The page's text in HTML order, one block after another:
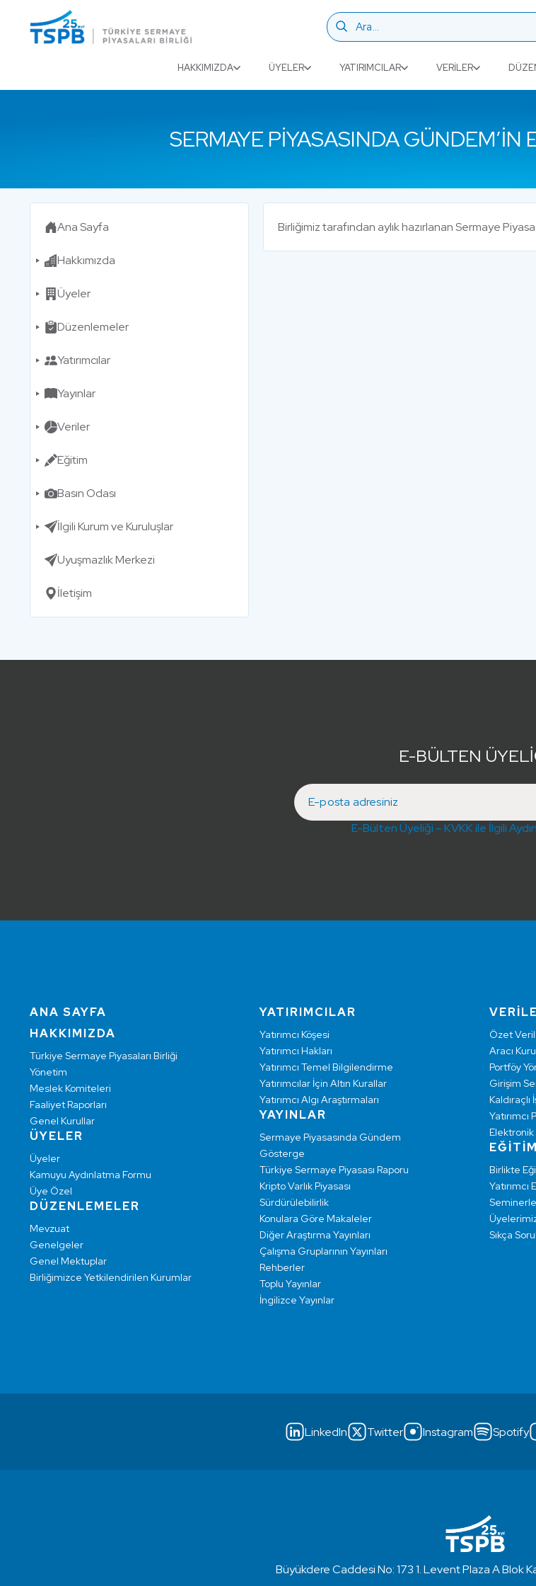
HAKKIMIZDA ÜYELER YATIRIMCILAR VERILER
SERMAYE PIYASASINDA GÜNDEM’IN
Ana Sayfa
Hakkımızda
Üyeler
Düzenlemeler
Yatırımcılar
Yayınlar
Veriler
Eğitim
Basın Odası
İlgili Kurum ve Kuruluşlar
Uyuşmazlık Merkezi
İletişim
Birliğimiz tarafından aylık hazırlanan Sermaye
E-BÜLTEN
E-Bülten Üyeliği – KVKK ile İlgili
ANA SAYFA
HAKKIMIZDA
Türkiye Sermaye Piyasaları Birliği
Yönetim
Meslek Komiteleri
Faaliyet Raporları
Genel Kurullar
ÜYELER
Üyeler
Kamuyu Aydınlatma Formu
Üye Özel
DÜZENLEMELER
Mevzuat
Genelgeler
Genel Mektuplar
Birliğimizce Yetkilendirilen Kurumlar
YATIRIMCILAR
Yatırımcı Köşesi
Yatırımcı Hakları
Yatırımcı Temel Bilgilendirme
Yatırımcılar İçin Altın Kurallar
Yatırımcı Algı Araştırmaları
YAYINLAR
Sermaye Piyasasında Gündem
Gösterge
Türkiye Sermaye Piyasası Raporu
Kripto Varlık Piyasası
Sürdürülebilirlik
Konulara Göre Makaleler
Diğer Araştırma Yayınları
Çalışma Gruplarının Yayınları
Rehberler
Toplu Yayınlar
İngilizce Yayınlar
Özet
Aracı
Portföy
Girişim
Yatırımcı
Elektronik
EĞİTİM
Birlikte
Yatırımcı
Sıkça
LinkedIn Twitter Instagram Spotify
Büyükdere Caddesi No: 173 1. Levent Plaza A Blok